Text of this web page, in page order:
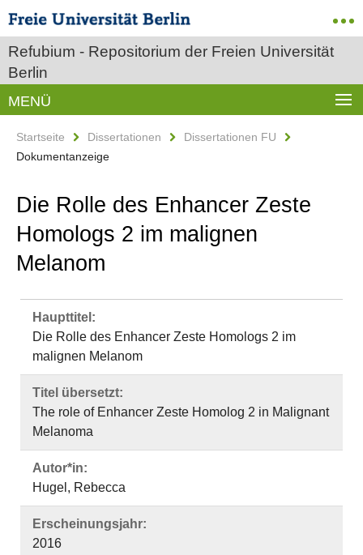
Refubium - Repositorium der Freien Universität
Berlin
MENÜ
Startseite Dissertationen
Dissertationen FU
Dokumentanzeige
Die Rolle des Enhancer Zeste
Homologs 2 im malignen
Melanom
Haupttitel:
Die Rolle des Enhancer Zeste Homologs 2 im
malignen Melanom
Titel übersetzt:
The role of Enhancer Zeste Homolog 2 in Malignant
Melanoma
Autor*in:
Hugel, Rebecca
Erscheinungsjahr:
2016